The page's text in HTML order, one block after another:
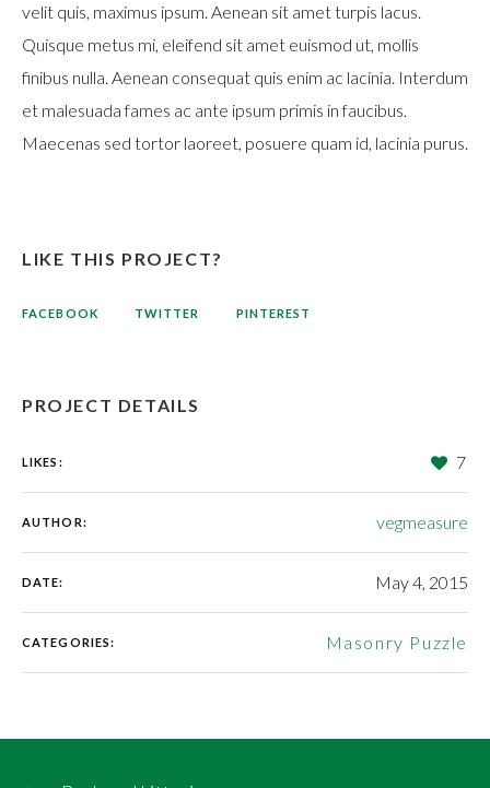
velit quis, maximus ipsum. Aenean sit amet turpis lacus.
Quisque metus mi, eleifend sit amet euismod ut, mollis
finibus nulla. Aenean consequat quis enim ac lacinia. Interdum
et malesuada fames ac ante ipsum primis in faucibus.
Maecenas sed tortor laoreet, posuere quam id, lacinia purus.
LIKE THIS PROJECT?
FACEBOOK TWITTER PINTEREST
PROJECT DETAILS
LIKES: 7
AUTHOR: vegmeasure
DATE: May 4, 2015
CATEGORIES: Masonry Puzzle